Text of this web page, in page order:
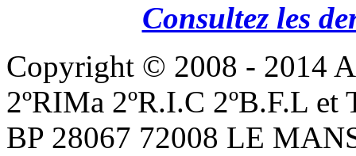
Consultez les
Copyright © 2008 - 2014
2ºRIMa 2ºR.I.C 2ºB.F.L
BP 28067 72008 LE